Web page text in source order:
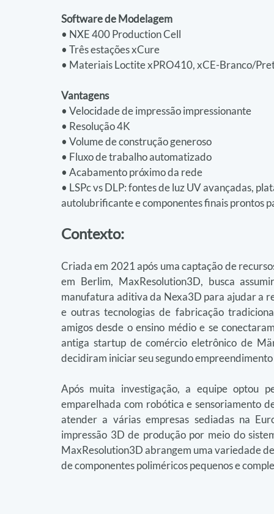
Software de Modelagem
• NXE 400 Production Cell
• Três estações xCure
• Materiais Loctite xPRO410, xCE-Branco/
Vantagens
• Velocidade de impressão impressionante
• Resolução 4K
• Volume de construção generoso
• Fluxo de trabalho automatizado
• Acabamento próximo da rede
• LSPc vs DLP: fontes de luz UV avançadas,
autolubrificante e componentes finais prontos
Contexto:
Criada em 2021 após uma captação de
em Berlim, MaxResolution3D, busca
manufatura aditiva da Nexa3D para ajudar a
e outras tecnologias de fabricação
amigos desde o ensino médio e se
antiga startup de comércio eletrônico de
decidiram iniciar seu segundo
Após muita investigação, a equipe optou
emparelhada com robótica e sensoriamento
atender a várias empresas sediadas na
impressão 3D de produção por meio do
MaxResolution3D abrangem uma variedade
de componentes poliméricos pequenos e